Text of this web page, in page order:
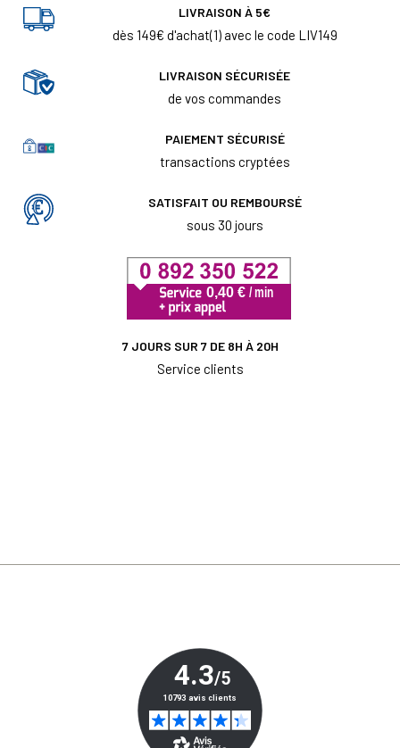
LIVRAISON À 5€
dès 149€ d'achat(1) avec le code LIV149
LIVRAISON SÉCURISÉE
de vos commandes
PAIEMENT SÉCURISÉ
transactions cryptées
SATISFAIT OU REMBOURSÉ
sous 30 jours
7 JOURS SUR 7 DE 8H À 20H
Service clients